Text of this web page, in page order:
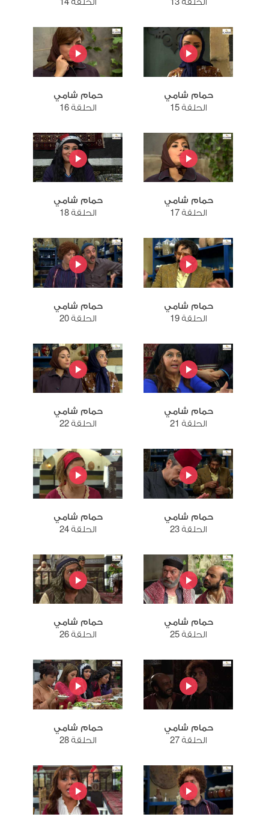
حمام شامي
الحلقة 15
حمام شامي
الحلقة 16
حمام شامي
الحلقة 17
حمام شامي
الحلقة 18
حمام شامي
الحلقة 19
حمام شامي
الحلقة 20
حمام شامي
الحلقة 21
حمام شامي
الحلقة 22
حمام شامي
الحلقة 23
حمام شامي
الحلقة 24
حمام شامي
الحلقة 25
حمام شامي
الحلقة 26
حمام شامي
الحلقة 27
حمام شامي
الحلقة 28